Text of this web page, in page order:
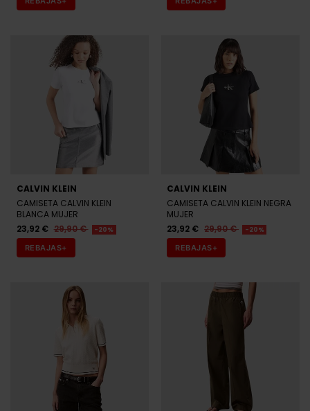
CALVIN KLEIN
CAMISETA CALVIN KLEIN
BLANCA MUJER
23,92 € 29,90 € -20%
REBAJAS+
CALVIN KLEIN
CAMISETA CALVIN KLEIN NEGRA
MUJER
23,92 € 29,90 € -20%
REBAJAS+